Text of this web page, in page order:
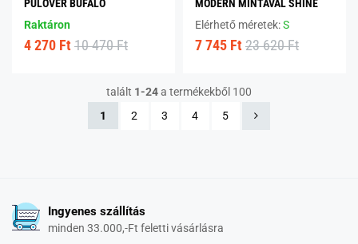
PULÓVER BUFALO
Raktáron
4 270 Ft 10 470 Ft
MODERN MINTÁVAL SHINE
Elérhető méretek:S
7 745 Ft 23 620 Ft
talált 1-24a termékekből 100
1
2 3 4 5
Ingyenes szállítás
minden 33.000,-Ft feletti vásárlásra